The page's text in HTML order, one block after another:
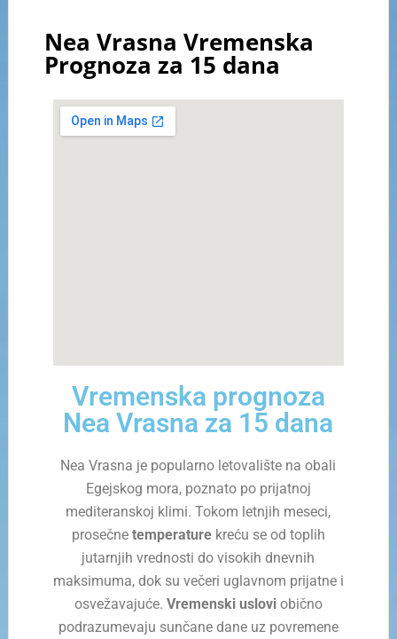
Nea Vrasna Vremenska
Prognoza za 15 dana
Vremenska prognoza
Nea Vrasna za 15 dana
Nea Vrasna je popularno letovalište na obali
Egejskog mora, poznato po prijatnoj
mediteranskoj klimi. Tokom letnjih meseci,
prosečne temperaturekreću se od toplih
jutarnjih vrednosti do visokih dnevnih
maksimuma, dok su večeri uglavnom prijatne i
osvežavajuće. Vremenski usloviobično
podrazumevaju sunčane dane uz povremene